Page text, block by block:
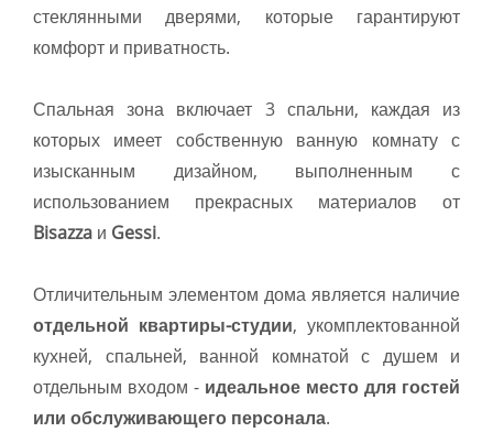
стеклянными дверями, которые гарантируют
комфорт и приватность.
Спальная зона включает 3 спальни, каждая из
которых имеет собственную ванную комнату с
изысканным дизайном, выполненным с
использованием прекрасных материалов от
Bisazza и Gessi.
Отличительным элементом дома является наличие
отдельной квартиры-студии, укомплектованной
кухней, спальней, ванной комнатой с душем и
отдельным входом - идеальное место для гостей
или обслуживающего персонала.